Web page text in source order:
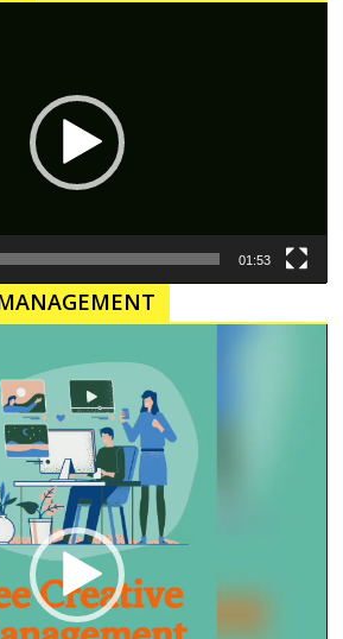
01:53